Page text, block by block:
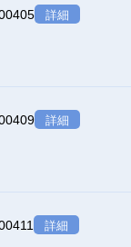
詳細
詳細
詳細